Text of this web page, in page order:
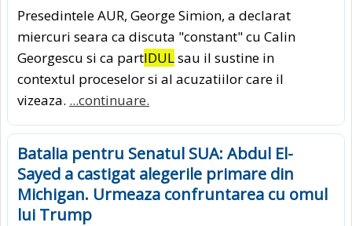
Presedintele AUR, George Simion, a declarat
miercuri seara ca discuta "constant" cu Calin
Georgescu si ca partIDULsau il sustine in
contextul proceselor si al acuzatiilor care il
vizeaza. ...continuare.
Batalia pentru Senatul SUA: Abdul El-
Sayed a castigat alegerile primare din
Michigan. Urmeaza confruntarea cu omul
lui Trump